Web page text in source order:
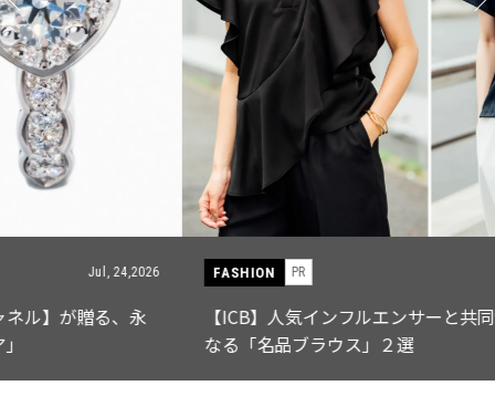
FASHION PR
【ICB】人気インフルエンサーと共同制作! 週5で着たく
なる「名品ブラウス」２選